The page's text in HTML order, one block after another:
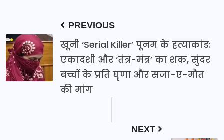
PREVIOUS
खूनी ‘Serial Killer’ पूनम के हत्याकांड:
एकादशी और ‘तंत्र-मंत्र’ का शक, सुंदर
बच्चों के प्रति घृणा और सजा-ए-मौत
की मांग
NEXT